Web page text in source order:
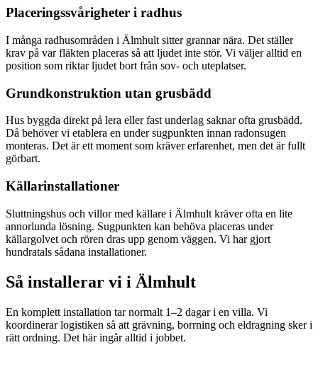
Placeringssvårigheter i radhus
I många radhusområden i Älmhult sitter grannar nära. Det ställer
krav på var fläkten placeras så att ljudet inte stör. Vi väljer alltid en
position som riktar ljudet bort från sov- och uteplatser.
Grundkonstruktion utan grusbädd
Hus byggda direkt på lera eller fast underlag saknar ofta grusbädd.
Då behöver vi etablera en under sugpunkten innan radonsugen
monteras. Det är ett moment som kräver erfarenhet, men det är fullt
görbart.
Källarinstallationer
Sluttningshus och villor med källare i Älmhult kräver ofta en lite
annorlunda lösning. Sugpunkten kan behöva placeras under
källargolvet och rören dras upp genom väggen. Vi har gjort
hundratals sådana installationer.
Så installerar vi i Älmhult
En komplett installation tar normalt 1–2 dagar i en villa. Vi
koordinerar logistiken så att grävning, borrning och eldragning sker i
rätt ordning. Det här ingår alltid i jobbet.